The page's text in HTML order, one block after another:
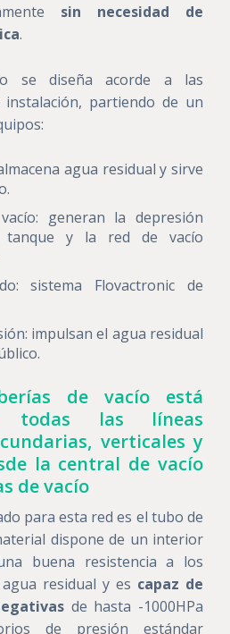
sin necesidad de
.
se diseña acorde a las
instalación, partiendo de un
agua residual y sirve
generan la depresión
tanque y la red de vacío
sistema Flovactronic de
impulsan el agua residual
de vacío está
todas las líneas
verticales y
la central de vacío
de vacío
para esta red es el tubo de
dispone de un interior
buena resistencia a los
residual y es capaz de
de hasta -1000HPa
de presión estándar